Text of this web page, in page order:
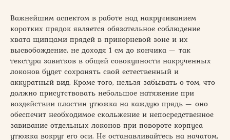
Важнейшим аспектом в работе над накручиванием
коротких прядок является обязательное соблюдение
хвата щипцами прядей в прикорневой зоне и их
высвобождение, не доходя 1 см до кончика — так
текстура завитков в общей совокупности накрученных
локонов будет сохранять свой естественный и
аккуратный вид. Кроме того, нельзя забывать о том, что
должно присутствовать небольшое натяжение при
воздействии пластин утюжка на каждую прядь — оно
обеспечит необходимое скольжение и непосредственное
завивание отдельных локонов при повороте корпуса
утюжка вокруг его оси. Не останавливайтесь на начатом,